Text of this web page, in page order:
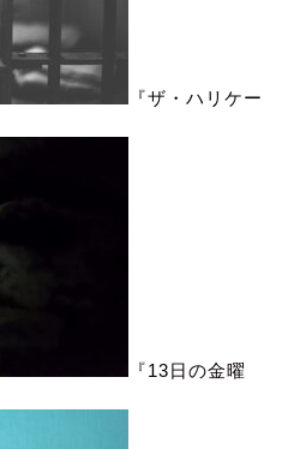
『ザ・ハリケー
『13日の金曜